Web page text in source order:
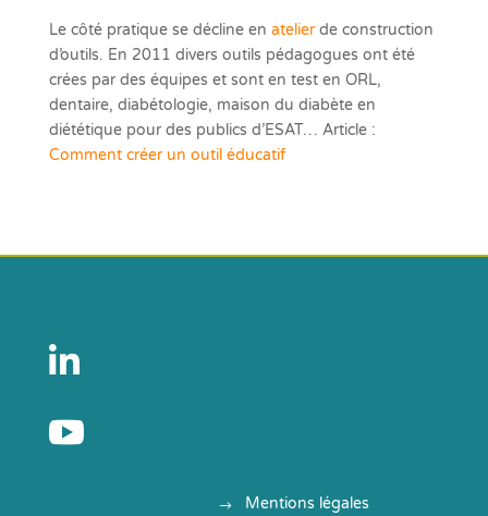
Le côté pratique se décline en atelierde construction
d’outils. En 2011 divers outils pédagogues ont été
crées par des équipes et sont en test en ORL,
dentaire, diabétologie, maison du diabète en
diététique pour des publics d’ESAT… Article :
Comment créer un outil éducatif


Mentions légales